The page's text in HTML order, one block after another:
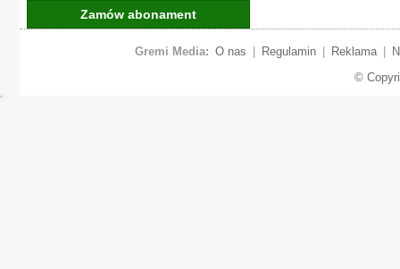
Zamów abonament
Gremi Media: O nas Regulamin Reklama
©